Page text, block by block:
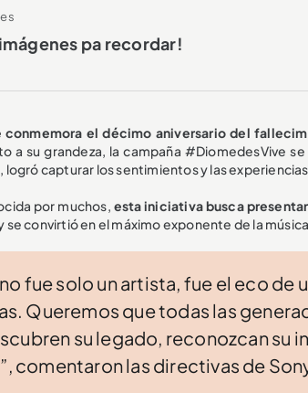
pa recordar!
conmemora el décimo aniversario del
a su grandeza, la campaña #DiomedesVive
logró capturar los sentimientos y las
por muchos, esta iniciativa busca
convirtió en el máximo exponente de la
fue solo un artista, fue el eco de
Queremos que todas las
su legado, reconozcan su
comentaron las directivas de